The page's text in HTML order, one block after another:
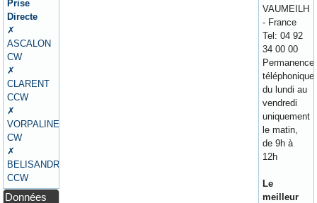
Prise
Directe
✗
ASCALON
CW
✗
CLARENT
CCW
✗
VORPALINE
CW
✗
BELISANDRE
CCW
Données
VAUMEILH
- France
Tel: 04 92
34 00 00
Permanence
téléphonique
du lundi au
vendredi
uniquement
le matin,
de 9h à
12h
Le
meilleur